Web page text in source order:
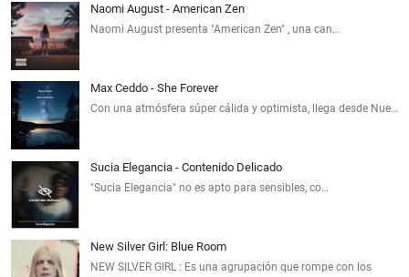
Naomi August - American Zen
Naomi August presenta "American Zen" , una can…
Max Ceddo - She Forever
Con una atmósfera súper cálida y optimista, llega desde Nue…
Sucia Elegancia - Contenido Delicado
"Sucia Elegancia" no es apto para sensibles, co…
New Silver Girl: Blue Room
NEW SILVER GIRL : Es una agrupación que rompe con los